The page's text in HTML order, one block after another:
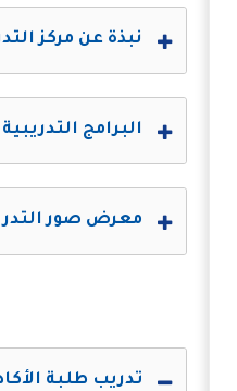
نبذة عن مركز
البرامج التدريبية
معرض صور
تدريب طلبة